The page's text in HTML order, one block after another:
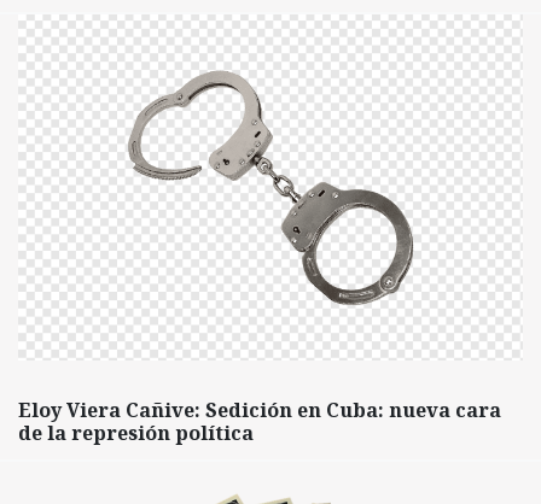
Eloy Viera Cañive: Sedición en Cuba: nueva cara
de la represión política